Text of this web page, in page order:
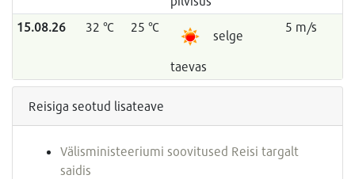
15.08.26 32 °C 25 °C
selge
taevas
5 m/s
Reisiga seotud lisateave
Välisministeeriumi soovitused Reisi targalt
saidis